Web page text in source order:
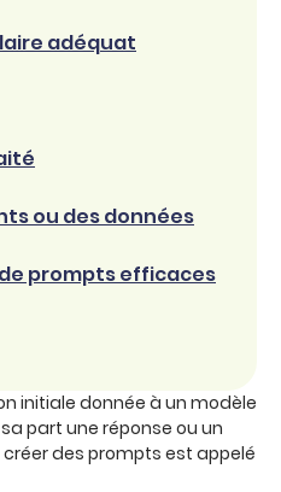
adéquat
ou des données
prompts efficaces
initiale donnée à un modèle
part une réponse ou un
des prompts est appelé